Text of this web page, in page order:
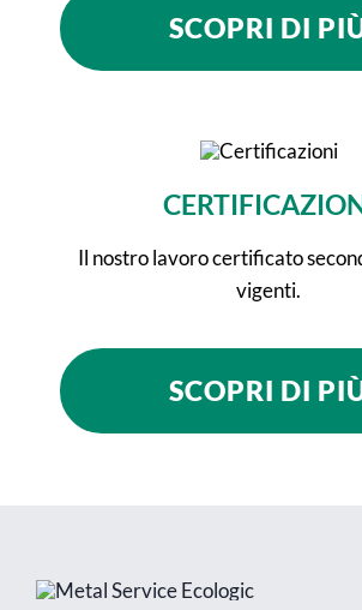
SCOPRI DI
Il nostro lavoro certificato
vigenti.
SCOPRI DI